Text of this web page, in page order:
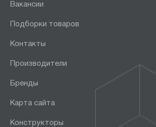
Вакансии
Подборки товаров
Контакты
Производители
Бренды
Карта сайта
Конструкторы